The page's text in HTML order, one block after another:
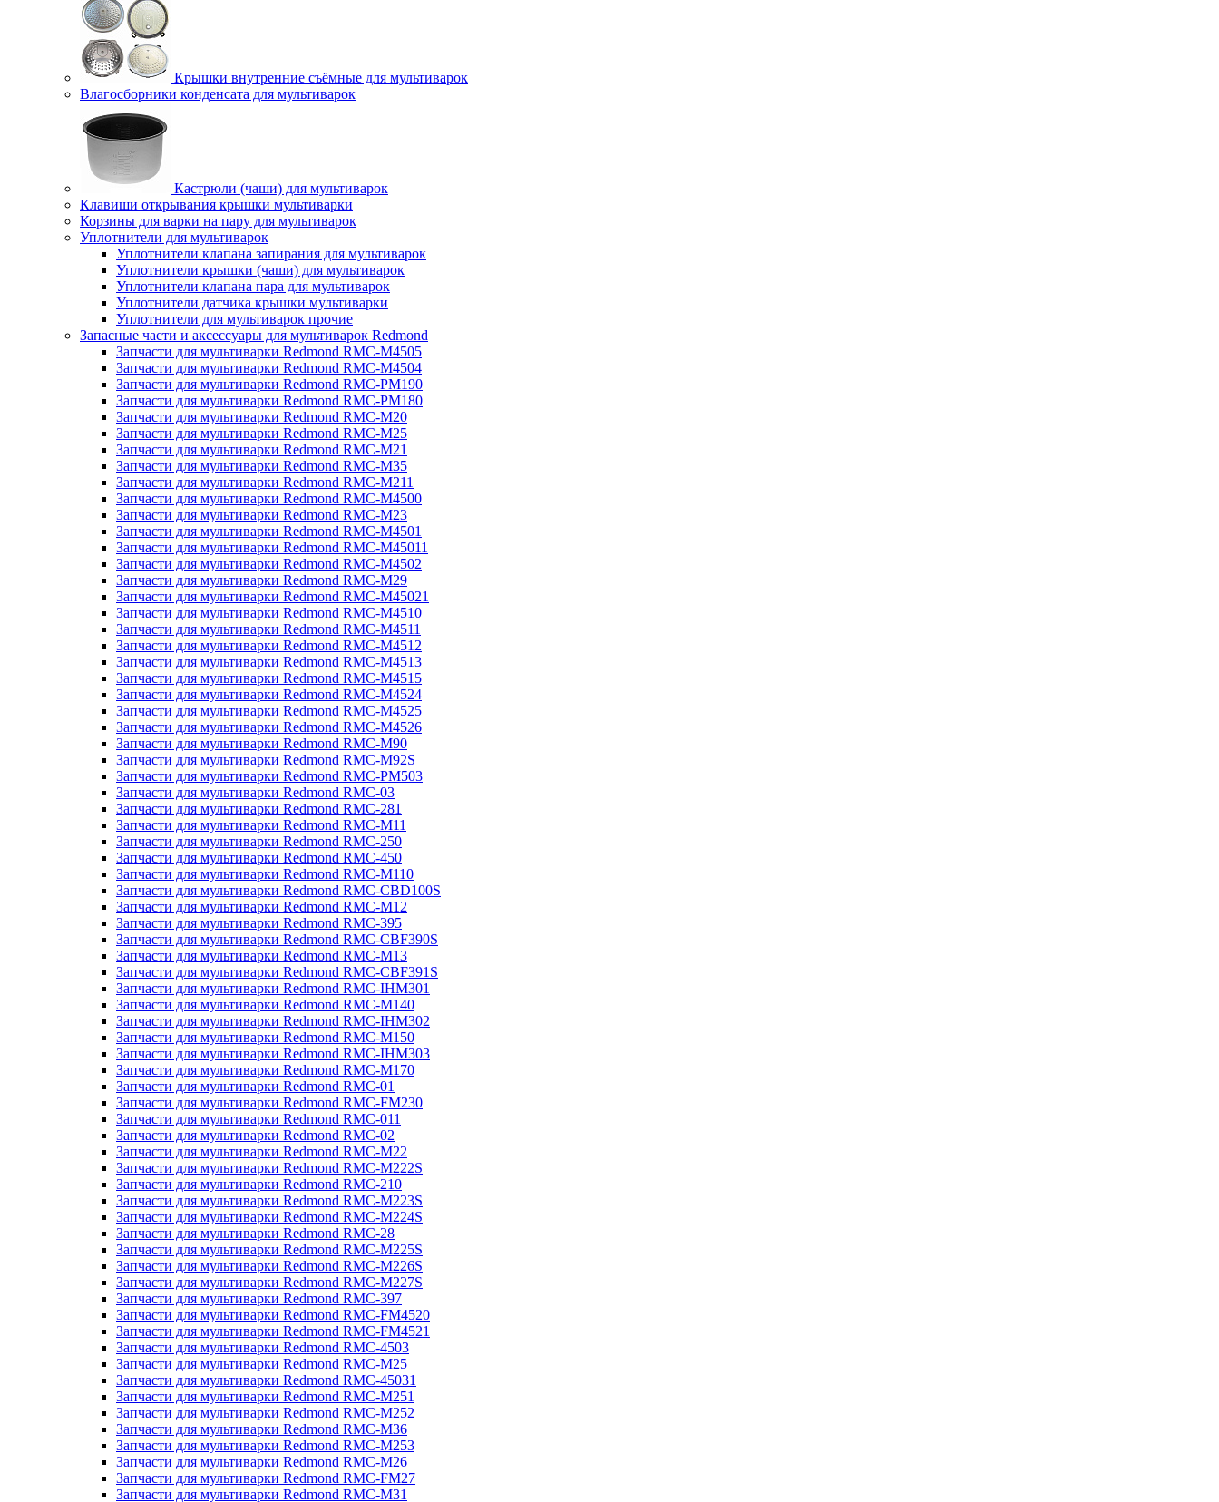
Крышки внутренние съёмные для мультиварок
Влагосборники конденсата для мультиварок
Кастрюли (чаши) для мультиварок
Клавиши открывания крышки мультиварки
Корзины для варки на пару для мультиварок
Уплотнители для мультиварок
Уплотнители клапана запирания для мультиварок
Уплотнители крышки (чаши) для мультиварок
Уплотнители клапана пара для мультиварок
Уплотнители датчика крышки мультиварки
Уплотнители для мультиварок прочие
Запасные части и аксессуары для мультиварок Redmond
Запчасти для мультиварки Redmond RMC-M4505
Запчасти для мультиварки Redmond RMC-M4504
Запчасти для мультиварки Redmond RMC-PM190
Запчасти для мультиварки Redmond RMC-PM180
Запчасти для мультиварки Redmond RMC-M20
Запчасти для мультиварки Redmond RMC-M25
Запчасти для мультиварки Redmond RMC-M21
Запчасти для мультиварки Redmond RMC-M35
Запчасти для мультиварки Redmond RMC-M211
Запчасти для мультиварки Redmond RMC-M4500
Запчасти для мультиварки Redmond RMC-M23
Запчасти для мультиварки Redmond RMC-M4501
Запчасти для мультиварки Redmond RMC-M45011
Запчасти для мультиварки Redmond RMC-M4502
Запчасти для мультиварки Redmond RMC-M29
Запчасти для мультиварки Redmond RMC-M45021
Запчасти для мультиварки Redmond RMC-M4510
Запчасти для мультиварки Redmond RMC-M4511
Запчасти для мультиварки Redmond RMC-M4512
Запчасти для мультиварки Redmond RMC-M4513
Запчасти для мультиварки Redmond RMC-M4515
Запчасти для мультиварки Redmond RMC-M4524
Запчасти для мультиварки Redmond RMC-M4525
Запчасти для мультиварки Redmond RMC-M4526
Запчасти для мультиварки Redmond RMC-M90
Запчасти для мультиварки Redmond RMC-M92S
Запчасти для мультиварки Redmond RMC-PM503
Запчасти для мультиварки Redmond RMC-03
Запчасти для мультиварки Redmond RMC-281
Запчасти для мультиварки Redmond RMC-M11
Запчасти для мультиварки Redmond RMC-250
Запчасти для мультиварки Redmond RMC-450
Запчасти для мультиварки Redmond RMC-M110
Запчасти для мультиварки Redmond RMC-CBD100S
Запчасти для мультиварки Redmond RMC-M12
Запчасти для мультиварки Redmond RMC-395
Запчасти для мультиварки Redmond RMC-CBF390S
Запчасти для мультиварки Redmond RMC-M13
Запчасти для мультиварки Redmond RMC-CBF391S
Запчасти для мультиварки Redmond RMC-IHM301
Запчасти для мультиварки Redmond RMC-M140
Запчасти для мультиварки Redmond RMC-IHM302
Запчасти для мультиварки Redmond RMC-M150
Запчасти для мультиварки Redmond RMC-IHM303
Запчасти для мультиварки Redmond RMC-M170
Запчасти для мультиварки Redmond RMC-01
Запчасти для мультиварки Redmond RMC-FM230
Запчасти для мультиварки Redmond RMC-011
Запчасти для мультиварки Redmond RMC-02
Запчасти для мультиварки Redmond RMC-M22
Запчасти для мультиварки Redmond RMC-M222S
Запчасти для мультиварки Redmond RMC-210
Запчасти для мультиварки Redmond RMC-M223S
Запчасти для мультиварки Redmond RMC-M224S
Запчасти для мультиварки Redmond RMC-28
Запчасти для мультиварки Redmond RMC-M225S
Запчасти для мультиварки Redmond RMC-M226S
Запчасти для мультиварки Redmond RMC-M227S
Запчасти для мультиварки Redmond RMC-397
Запчасти для мультиварки Redmond RMC-FM4520
Запчасти для мультиварки Redmond RMC-FM4521
Запчасти для мультиварки Redmond RMC-4503
Запчасти для мультиварки Redmond RMC-M25
Запчасти для мультиварки Redmond RMC-45031
Запчасти для мультиварки Redmond RMC-M251
Запчасти для мультиварки Redmond RMC-M252
Запчасти для мультиварки Redmond RMC-M36
Запчасти для мультиварки Redmond RMC-M253
Запчасти для мультиварки Redmond RMC-M26
Запчасти для мультиварки Redmond RMC-FM27
Запчасти для мультиварки Redmond RMC-M31